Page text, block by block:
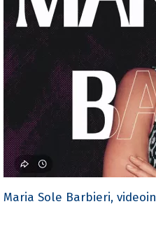
Maria Sole Barbieri,